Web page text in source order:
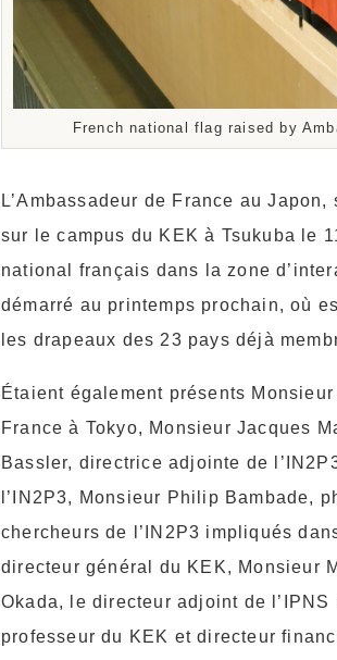
French national flag raised by
L’Ambassadeur de France au
sur le campus du KEK à Tsukuba le
national français dans la zone
démarré au printemps prochain, où
les drapeaux des 23 pays déjà
Étaient également présents
France à Tokyo, Monsieur Jacques
Bassler, directrice adjointe de
l’IN2P3, Monsieur Philip Bambade,
chercheurs de l’IN2P3 impliqués
directeur général du KEK, Monsieur
Okada, le directeur adjoint de
professeur du KEK et directeur